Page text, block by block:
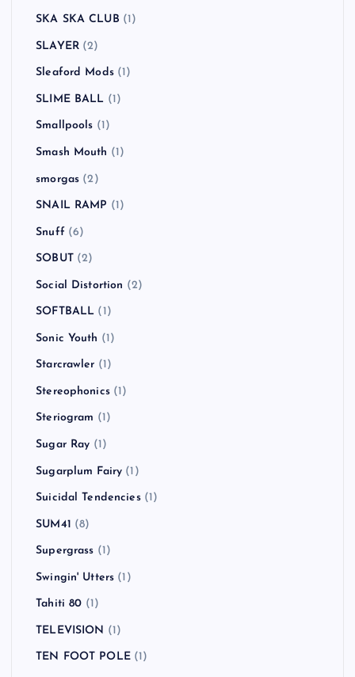
SKA SKA CLUB (1)
SLAYER(2)
Sleaford Mods(1)
SLIME BALL (1)
Smallpools (1)
Smash Mouth (1)
smorgas (2)
SNAIL RAMP (1)
Snuff (6)
SOBUT(2)
Social Distortion (2)
SOFTBALL (1)
Sonic Youth (1)
Starcrawler (1)
Stereophonics(1)
Steriogram (1)
Sugar Ray (1)
Sugarplum Fairy (1)
Suicidal Tendencies(1)
SUM41 (8)
Supergrass (1)
Swingin' Utters (1)
Tahiti 80 (1)
TELEVISION (1)
TEN FOOT POLE(1)